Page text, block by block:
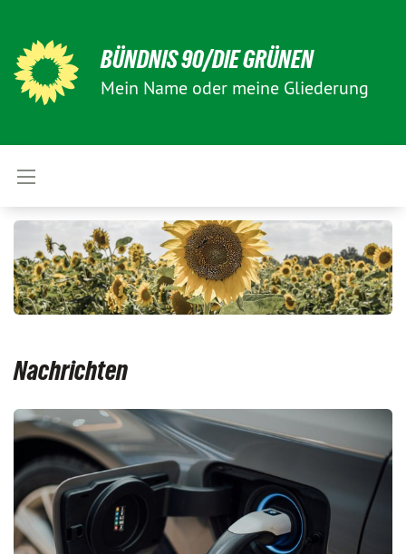
BÜNDNIS 90/DIE GRÜNEN
Mein Name oder meine Gliederung
Nachrichten